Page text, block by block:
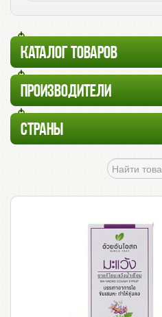
КАТАЛОГ ТОВАРОВ
ПРОИЗВОДИТЕЛИ
СТРАНЫ